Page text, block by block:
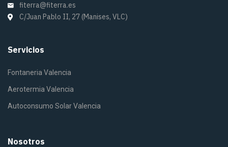
fiterra@fiterra.es
C/Juan Pablo II, 27 (Manises, VLC)
Servicios
Fontaneria Valencia
Aerotermia Valencia
Autoconsumo Solar Valencia
Nosotros